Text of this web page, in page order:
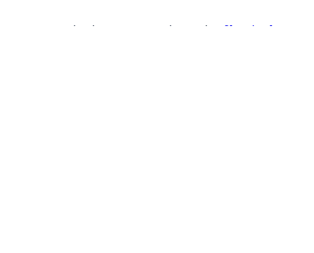
Im Rang geht das Rentenrecht nach
§ 914 Abs. 1 BGB